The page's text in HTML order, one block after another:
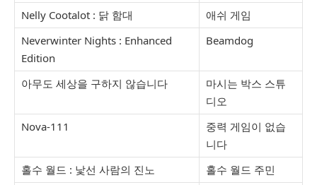
Nelly Cootalot : 닭 함대
애쉬 게임
Neverwinter Nights : Enhanced
Edition
Beamdog
아무도 세상을 구하지 않습니다
마시는 박스 스튜
디오
Nova-111
중력 게임이 없습
니다
홀수 월드 : 낯선 사람의 진노
홀수 월드 주민